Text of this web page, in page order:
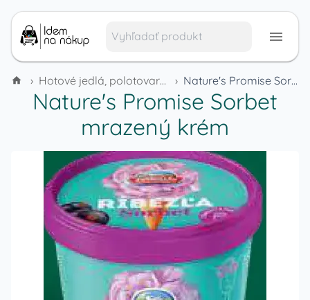
› Hotové jedlá, polotovary a mrazené výrobky › Nature's Promise Sorbet mrazený krém
Nature's Promise Sorbet
mrazený krém